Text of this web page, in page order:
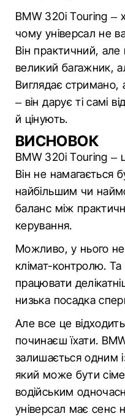
BMW 320i Touring –
чому універсал не
Він практичний,
великий багажник,
Виглядає стримано,
– він дарує ті самі
й цінують.
ВИСНОВОК
BMW 320i Touring –
Він не намагається
найбільшим чи
баланс між
керування.
Можливо, у нього не
клімат-контролю.
працювати
низька посадка
Але все це
починаєш їхати.
залишається одним
який може бути
водійським
універсал має сенс